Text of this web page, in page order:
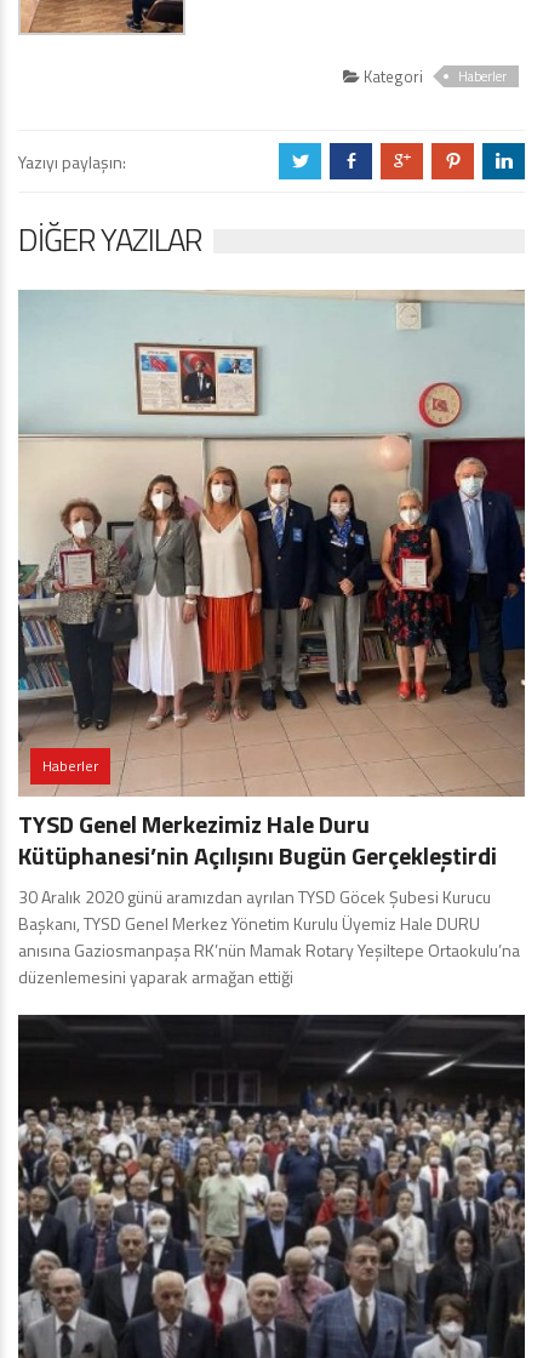
Kategori Haberler
Yazıyı paylaşın: a b c d j
DIĞER YAZILAR
Haberler
TYSD Genel Merkezimiz Hale Duru
Kütüphanesi’nin Açılışını Bugün Gerçekleştirdi
30 Aralık 2020 günü aramızdan ayrılan TYSD Göcek Şubesi Kurucu
Başkanı, TYSD Genel Merkez Yönetim Kurulu Üyemiz Hale DURU
anısına Gaziosmanpaşa RK’nün Mamak Rotary Yeşiltepe Ortaokulu’na
düzenlemesini yaparak armağan ettiği